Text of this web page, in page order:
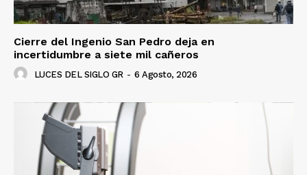
Cierre del Ingenio San Pedro deja en
incertidumbre a siete mil cañeros
LUCES DEL SIGLO GR - 6 Agosto, 2026